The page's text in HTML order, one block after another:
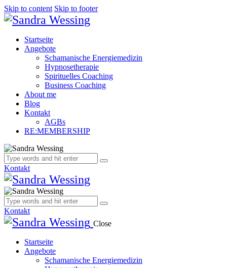
Skip to content Skip to footer
Startseite
Angebote
Schamanische Energiemedizin
Hypnosetherapie
Spirituelles Coaching
Business Coaching
About me
Blog
Kontakt
AGBs
RE:MEMBERSHIP
Kontakt
Kontakt
Close
Startseite
Angebote
Schamanische Energiemedizin